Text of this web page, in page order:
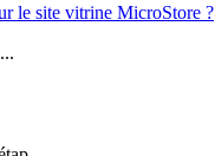
le site vitrine MicroStore ?